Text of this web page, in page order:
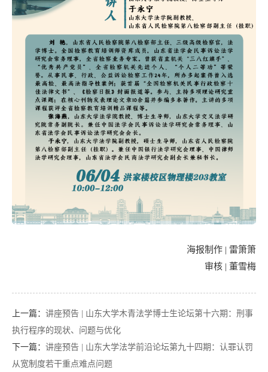
海报制作 | 雷箫箫
审核 | 董雪梅
上一篇： 讲座预告 | 山东大学木青法学博士生论坛第十六期：刑事
执行程序的现状、问题与优化
下一篇： 讲座预告 | 山东大学法学前沿论坛第九十四期：认罪认罚
从宽制度若干重点难点问题